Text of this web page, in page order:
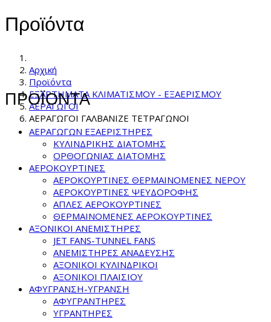
Προϊόντα
Αρχική
Προϊόντα
ΕΞΑΡΤΗΜΑΤΑ ΚΛΙΜΑΤΙΣΜΟΥ - ΕΞΑΕΡΙΣΜΟΥ
ΑΕΡΑΓΩΓΟΙ
ΑΕΡΑΓΩΓΟΙ ΓΑΛΒΑΝΙΖΕ ΤΕΤΡΑΓΩΝΟΙ
ΠΡΟΪΟΝΤΑ
ΑΕΡΑΓΩΓΩΝ ΕΞΑΕΡΙΣΤΗΡΕΣ
ΚΥΛΙΝΔΡΙΚΗΣ ΔΙΑΤΟΜΗΣ
ΟΡΘΟΓΩΝΙΑΣ ΔΙΑΤΟΜΗΣ
ΑΕΡΟΚΟΥΡΤΙΝΕΣ
ΑΕΡΟΚΟΥΡΤΙΝΕΣ ΘΕΡΜΑΙΝΟΜΕΝΕΣ NEPOY
ΑΕΡΟΚΟΥΡΤΙΝΕΣ ΨΕΥΔΟΡΟΦΗΣ
ΑΠΛΕΣ ΑΕΡΟΚΟΥΡΤΙΝΕΣ
ΘΕΡΜΑΙΝΟΜΕΝΕΣ ΑΕΡΟΚΟΥΡΤΙΝΕΣ
ΑΞΟΝΙΚΟΙ ΑΝΕΜΙΣΤΗΡΕΣ
JET FANS-TUNNEL FANS
ΑΝΕΜΙΣΤΗΡΕΣ ΑΝΑΔΕΥΣΗΣ
ΑΞΟΝΙΚΟΙ ΚΥΛΙΝΔΡΙΚΟΙ
ΑΞΟΝΙΚΟΙ ΠΛΑΙΣΙΟΥ
ΑΦΥΓΡΑΝΣΗ-ΥΓΡΑΝΣΗ
ΑΦΥΓΡΑΝΤΗΡΕΣ
ΥΓΡΑΝΤΗΡΕΣ